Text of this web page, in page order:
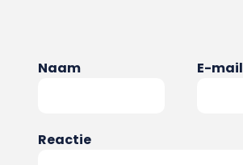
Naam E-mail
Reactie